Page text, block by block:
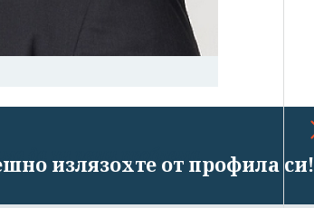
излязохте от профила си!
да ни реши проблема